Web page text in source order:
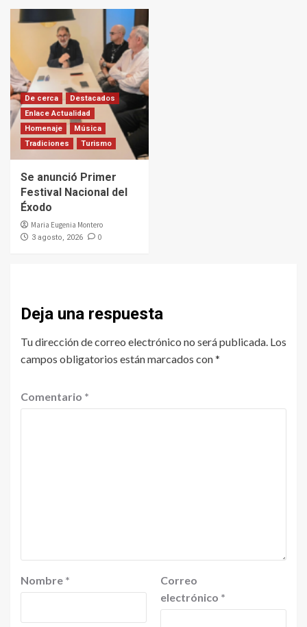
De cerca
Destacados
Enlace Actualidad
Homenaje
Música
Tradiciones
Turismo
Se anunció Primer
Festival Nacional del
Éxodo
Maria Eugenia Montero
3 agosto, 2026 0
Deja una respuesta
Tu dirección de correo electrónico no será publicada. Los
campos obligatorios están marcados con*
Comentario *
Nombre *
Correo
electrónico *